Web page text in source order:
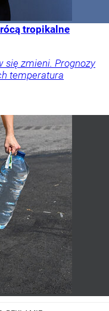
tropikalne
się zmieni. Prognozy
temperatura